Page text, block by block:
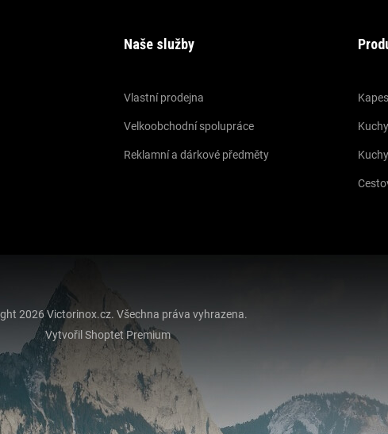
Naše služby
Vlastní prodejna
Velkoobchodní spolupráce
Reklamní a dárkové předměty
Vytvořil Shoptet Premium
2026Victorinox.cz. Všechna práva vyhrazena.